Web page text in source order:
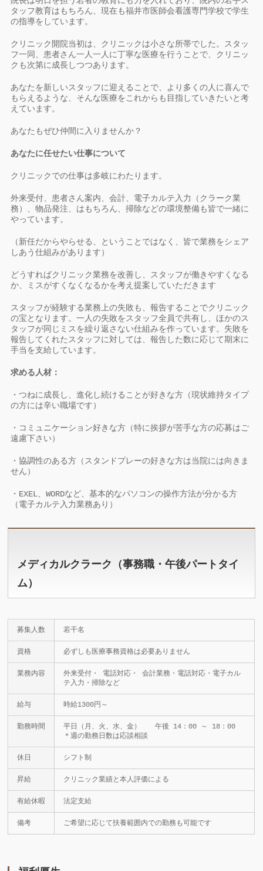
タッフ教育はもちろん、現在も福井市医師会看護専門学校で学生
の指導をしています。
クリニック開院当初は、クリニックは小さな所帯でした。スタッ
フ一同、患者さん一人一人に丁寧な医療を行うことで、クリニッ
クも次第に成長しつつあります。
あなたを新しいスタッフに迎えることで、より多くの人に喜んで
もらえるような、そんな医療をこれからも目指していきたいと考
えています。
あなたもぜひ仲間に入りませんか？
あなたに任せたい仕事について
クリニックでの仕事は多岐にわたります。
外来受付、患者さん案内、会計、電子カルテ入力（クラーク業
務）、物品発注、はもちろん、掃除などの環境整備も皆で一緒に
やっています。
（新任だからやらせる、ということではなく、皆で業務をシェア
しあう仕組みがあります）
どうすればクリニック業務を改善し、スタッフが働きやすくなる
か、ミスがすくなくなるかを考え提案していただきます
スタッフが経験する業務上の失敗も、報告することでクリニック
の宝となります。一人の失敗をスタッフ全員で共有し、ほかのス
タッフが同じミスを繰り返さない仕組みを作っています。失敗を
報告してくれたスタッフに対しては、報告した数に応じて期末に
手当を支給しています。
求める人材：
・つねに成長し、進化し続けることが好きな方（現状維持タイプ
の方には辛い職場です）
・コミュニケーション好きな方（特に挨拶が苦手な方の応募はご
遠慮下さい）
・協調性のある方（スタンドプレーの好きな方は当院には向きま
せん）
・EXEL、WORDなど、基本的なパソコンの操作方法が分かる方
（電子カルテ入力業務あり）
メディカルクラーク（事務職・午後パートタイ
ム）
募集人数 若干名
資格 必ずしも医療事務資格は必要ありません
業務内容
外来受付・ 電話対応・ 会計業務・電話対応・電子カル
テ入力・掃除など
給与 時給1300円～
勤務時間
平日（月、火、水、金） 午後 14：00 ～ 18：00
＊週の勤務日数は応談相談
休日 シフト制
昇給 クリニック業績と本人評価による
有給休暇 法定支給
備考 ご希望に応じて扶養範囲内での勤務も可能です